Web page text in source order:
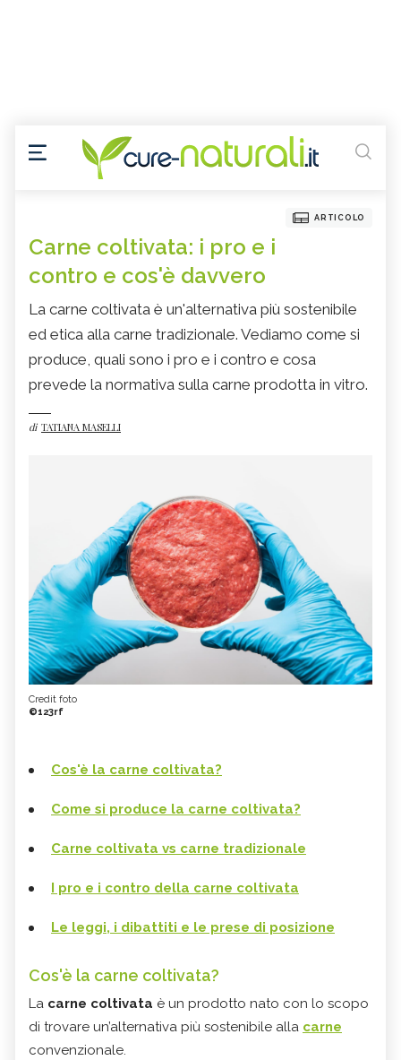
ARTICOLO
Carne coltivata: i pro e i
contro e cos'è davvero
La carne coltivata è un'alternativa più sostenibile
ed etica alla carne tradizionale. Vediamo come si
produce, quali sono i pro e i contro e cosa
prevede la normativa sulla carne prodotta in vitro.
di TATIANA MASELLI
Credit foto
©123rf
Cos'è la carne coltivata?
Come si produce la carne coltivata?
Carne coltivata vs carne tradizionale
I pro e i contro della carne coltivata
Le leggi, i dibattiti e le prese di posizione
Cos'è la carne coltivata?
La carne coltivata è un prodotto nato con lo scopo
di trovare un’alternativa più sostenibile alla carne
convenzionale.